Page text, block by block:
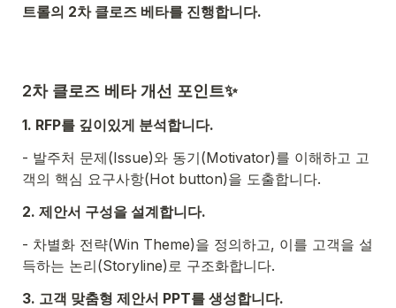
트롤의 2차 클로즈 베타를 진행합니다.
2차 클로즈 베타 개선 포인트✨
1. RFP를 깊이있게 분석합니다.
- 발주처 문제(Issue)와 동기(Motivator)를 이해하고 고
객의 핵심 요구사항(Hot button)을 도출합니다.
2. 제안서 구성을 설계합니다.
- 차별화 전략(Win Theme)을 정의하고, 이를 고객을 설
득하는 논리(Storyline)로 구조화합니다.
3. 고객 맞춤형 제안서 PPT를 생성합니다.